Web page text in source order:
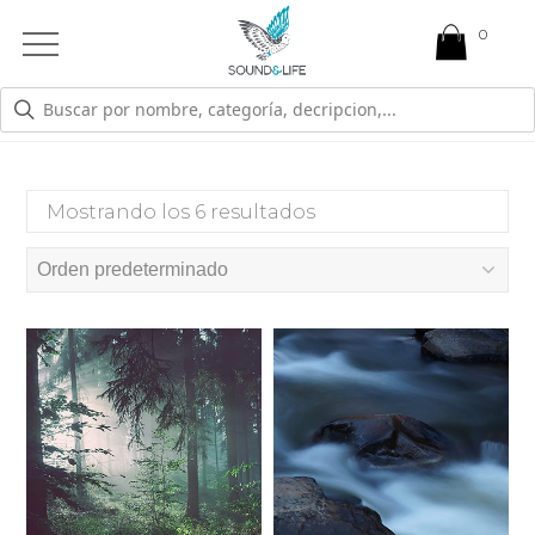
Open
Menu
CIRCADIANO
Mostrando los 6 resultados
0